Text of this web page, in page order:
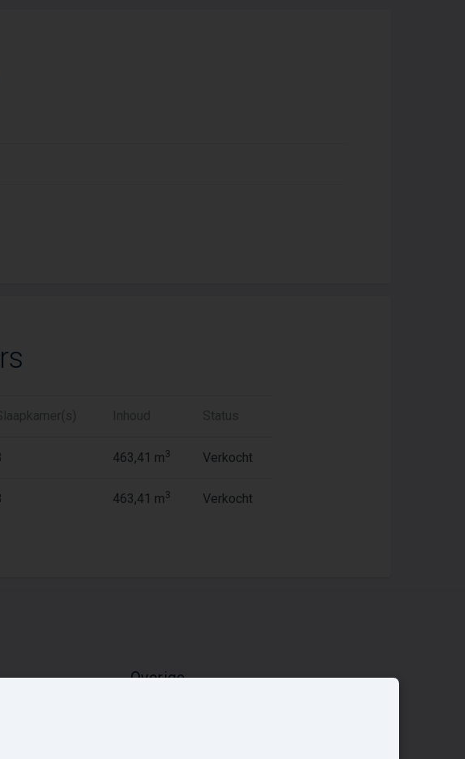
Inhoud Status
463,41 m3 Verkocht
463,41 m3 Verkocht
Overige